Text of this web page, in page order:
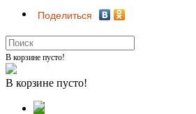
Поделиться
В корзине пусто!
В корзине пусто!